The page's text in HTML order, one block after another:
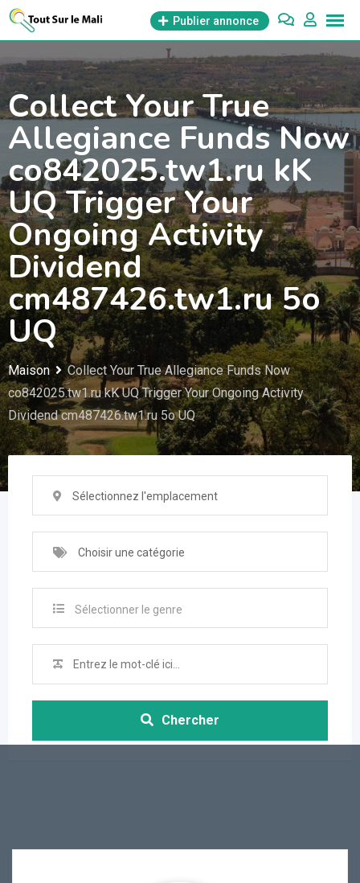
Aller
Publier annonce
Collect Your True
Allegiance Funds Now
co842025.tw1.ru kK
UQ Trigger Your
Ongoing Activity
Dividend
cm487426.tw1.ru 5o
UQ
Maison
Collect Your True Allegiance Funds Now
co842025.tw1.ru kK UQ Trigger Your Ongoing Activity
Dividend cm487426.tw1.ru 5o UQ
Sélectionnez l'emplacement
Choisir une catégorie
Sélectionner le genre
Chercher